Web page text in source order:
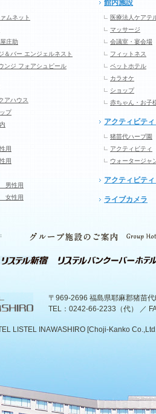
ムネット
庄助
＆バー エンジェルネスト
ンジ フォアシュピール
アハウス
プ
用
用
男性用
女性用
館内施設
医療法人ケアテ
マッサージ
会議室・宴会場
フィットネス
ペットホテル
カラオケ
ショップ
赤ちゃん・お子
アクティビテ
猪苗代ハーブ園
アクティビティ
ウォータージャ
アクティビテ
ライブカメラ
〒969-2696 福島県耶麻郡猪苗
TEL：0242-66-2233（代） ／
LISTEL INAWASHIRO [Choji-Kanko